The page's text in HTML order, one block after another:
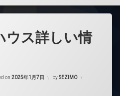
ウス詳しい情
on 2025年1月7日 bySEZIMO